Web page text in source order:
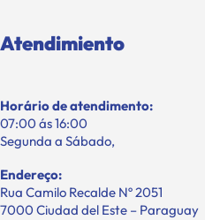
Atendimiento
Horário de atendimento:
07:00 ás 16:00
Segunda a Sábado,
Endereço:
Rua Camilo Recalde Nº 2051
7000 Ciudad del Este – Paraguay